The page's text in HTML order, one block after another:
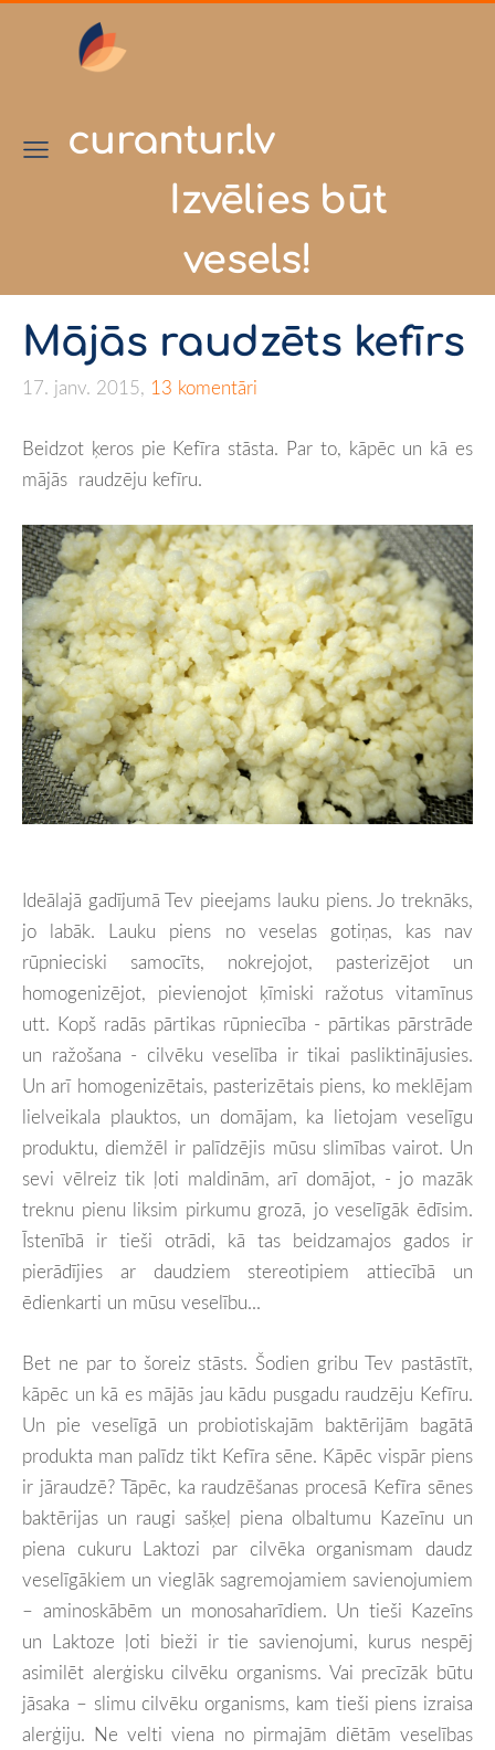
curantur.lv
Izvēlies būt
vesels!
Mājās raudzēts kefīrs
17. janv. 2015, 13 komentāri
Beidzot ķeros pie Kefīra stāsta. Par to, kāpēc un kā es
mājās raudzēju kefīru.
Ideālajā gadījumā Tev pieejams lauku piens. Jo treknāks,
jo labāk. Lauku piens no veselas gotiņas, kas nav
rūpnieciski samocīts, nokrejojot, pasterizējot un
homogenizējot, pievienojot ķīmiski ražotus vitamīnus
utt. Kopš radās pārtikas rūpniecība - pārtikas pārstrāde
un ražošana - cilvēku veselība ir tikai pasliktinājusies.
Un arī homogenizētais, pasterizētais piens, ko meklējam
lielveikala plauktos, un domājam, ka lietojam veselīgu
produktu, diemžēl ir palīdzējis mūsu slimības vairot. Un
sevi vēlreiz tik ļoti maldinām, arī domājot, - jo mazāk
treknu pienu liksim pirkumu grozā, jo veselīgāk ēdīsim.
Īstenībā ir tieši otrādi, kā tas beidzamajos gados ir
pierādījies ar daudziem stereotipiem attiecībā un
ēdienkarti un mūsu veselību...
Bet ne par to šoreiz stāsts. Šodien gribu Tev pastāstīt,
kāpēc un kā es mājās jau kādu pusgadu raudzēju Kefīru.
Un pie veselīgā un probiotiskajām baktērijām bagātā
produkta man palīdz tikt Kefīra sēne. Kāpēc vispār piens
ir jāraudzē? Tāpēc, ka raudzēšanas procesā Kefīra sēnes
baktērijas un raugi sašķeļ piena olbaltumu Kazeīnu un
piena cukuru Laktozi par cilvēka organismam daudz
veselīgākiem un vieglāk sagremojamiem savienojumiem
– aminoskābēm un monosaharīdiem. Un tieši Kazeīns
un Laktoze ļoti bieži ir tie savienojumi, kurus nespēj
asimilēt alerģisku cilvēku organisms. Vai precīzāk būtu
jāsaka – slimu cilvēku organisms, kam tieši piens izraisa
alerģiju. Ne velti viena no pirmajām diētām veselības